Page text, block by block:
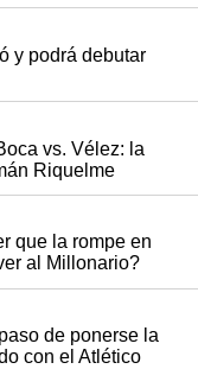
y podrá debutar
vs. Vélez: la
Riquelme
que la rompe en
al Millonario?
de ponerse la
con el Atlético